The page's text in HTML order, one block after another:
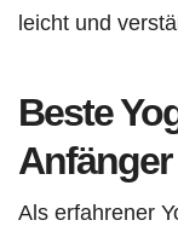
leicht und
Beste
Anfänger
Als erfahrener